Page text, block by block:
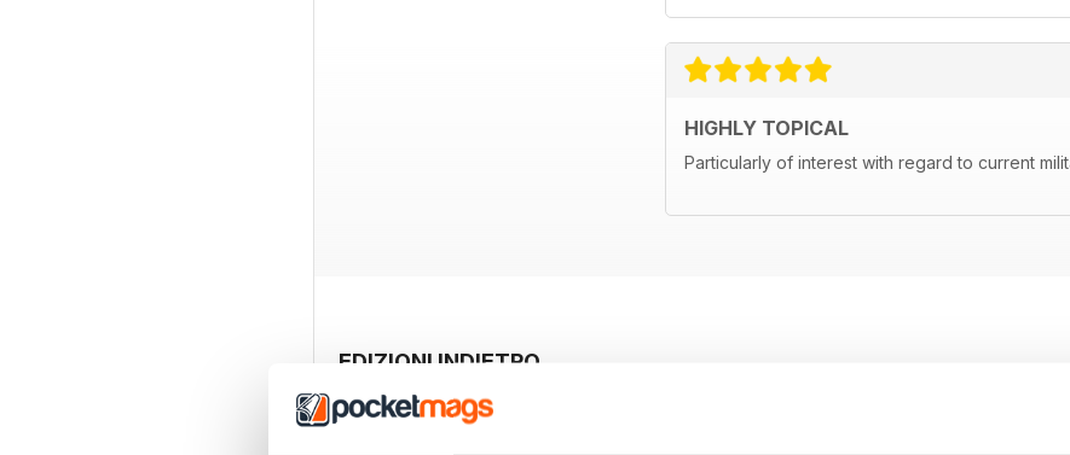
HIGHLY TOPICAL
Particularly of interest with regard to current
EDIZIONI INDIETRO